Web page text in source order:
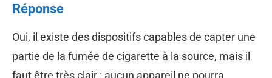
Réponse
Oui, il existe des dispositifs capables de capter une
partie de la fumée de cigarette à la source, mais il
faut être très clair : aucun appareil ne pourra